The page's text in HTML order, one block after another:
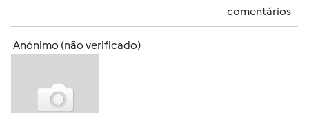
comentários
Anónimo (não verificado)